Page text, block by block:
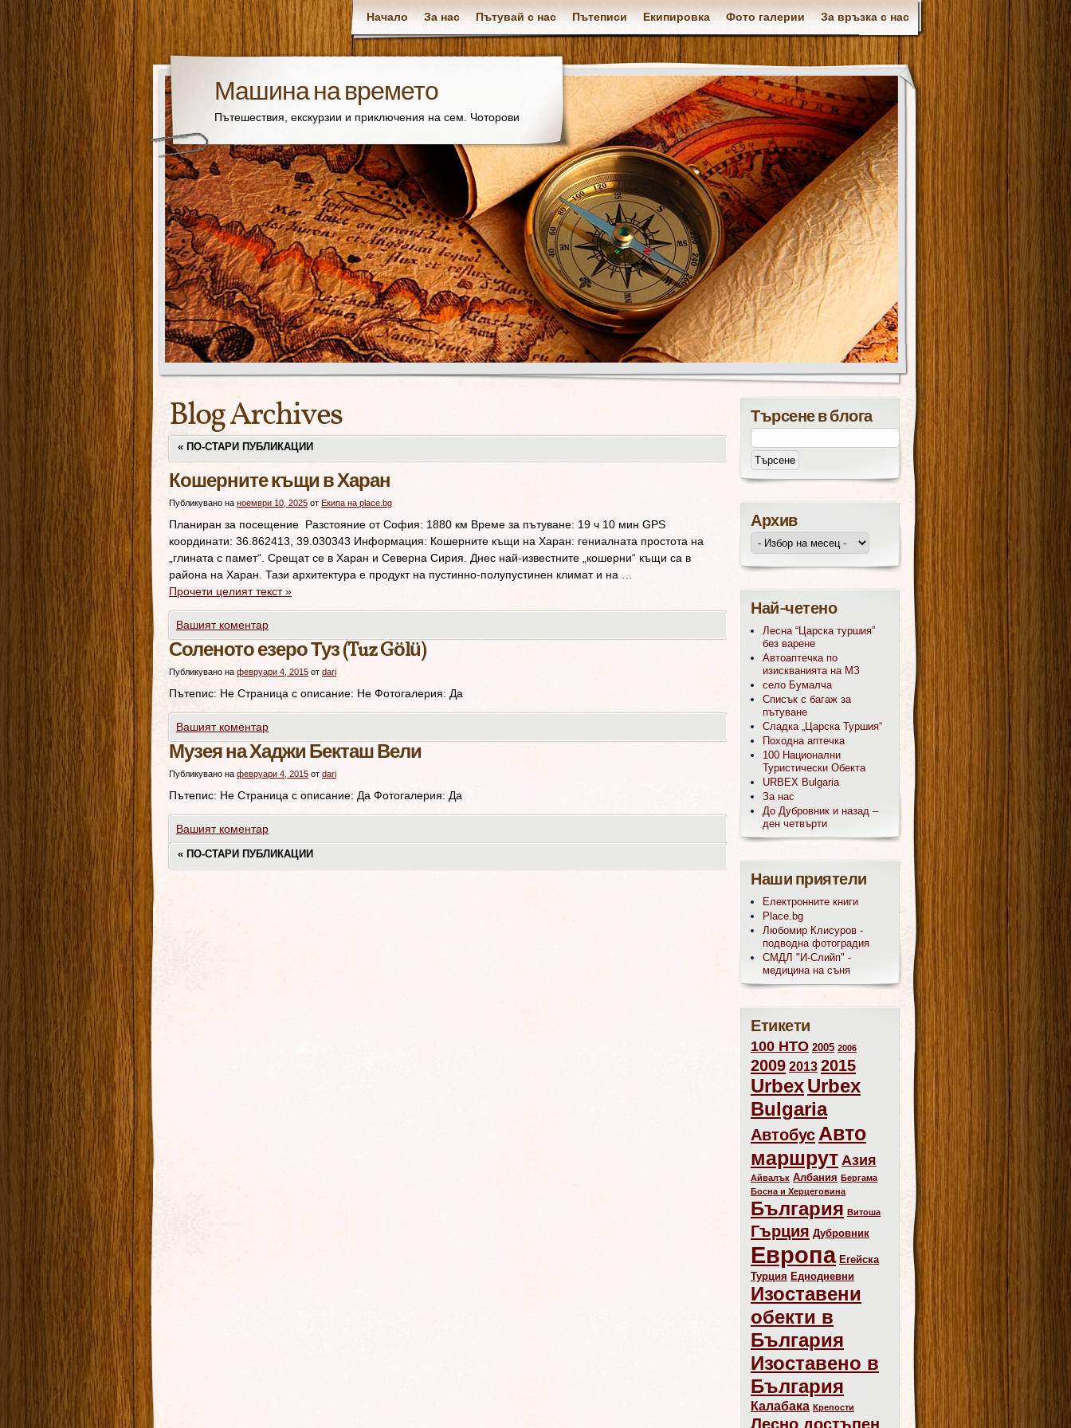
Начало За нас Пътувай с нас Пътеписи Екипировка Фото галерии За връзка с нас
Машина на времето
Пътешествия, екскурзии и приключения на сем. Чоторови
Blog Archives
« ПО-СТАРИ ПУБЛИКАЦИИ
Кошерните къщи в Харан
Публикувано на ноември 10, 2025 от Екипа на place.bg
Планиран за посещение Разстояние от София: 1880 км Време за пътуване: 19 ч 10 мин GPS
координати: 36.862413, 39.030343 Информация: Кошерните къщи на Харан: гениалната простота на
„глината с памет“. Срещат се в Харан и Северна Сирия. Днес най-известните „кошерни“ къщи са в
района на Харан. Тази архитектура е продукт на пустинно-полупустинен климат и на …
Прочети целият текст»
Вашият коментар
Соленото езеро Туз (Tuz Gölü)
Публикувано на февруари 4, 2015 от dari
Пътепис: Не Страница с описание: Не Фотогалерия: Да
Вашият коментар
Музея на Хаджи Бекташ Вели
Публикувано на февруари 4, 2015 от dari
Пътепис: Не Страница с описание: Да Фотогалерия: Да
Вашият коментар
« ПО-СТАРИ ПУБЛИКАЦИИ
Търсене в блога
Архив
Най-четено
Лесна “Царска туршия”
без варене
Автоаптечка по
изискванията на МЗ
село Бумалча
Списък с багаж за
пътуване
Сладка „Царска Туршия“
Походна аптечка
100 Национални
Туристически Обекта
URBEX Bulgaria
За нас
До Дубровник и назад –
ден четвърти
Наши приятели
Електронните книги
Place.bg
Любомир Клисуров -
подводна фотоградия
СМДЛ "И-Слийп" -
медицина на съня
Етикети
100 НТО 2005 2006
2009 2013 2015
UrbexUrbex
Bulgaria
Автобус Авто
маршрут Азия
Айвалък Албания Бергама
Босна и Херцеговина
България Витоша
Гърция Дубровник
Европа Егейска
Турция Еднодневни
Изоставени
обекти в
България
Изоставено в
България
Калабака Крепости
Лесно достъпен